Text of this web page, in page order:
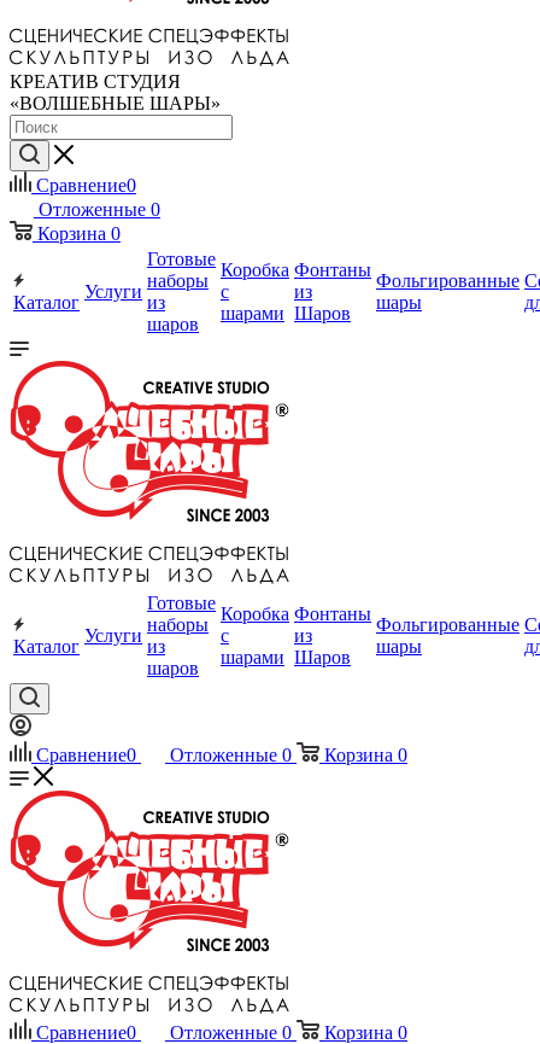
КРЕАТИВ СТУДИЯ
«ВОЛШЕБНЫЕ ШАРЫ»
Сравнение0
Отложенные 0
Корзина 0
Каталог
Услуги
Готовые
наборы
из
шаров
Коробка
с
шарами
Фонтаны
из
Шаров
Фольгированные
шары
Каталог
Услуги
Готовые
наборы
из
шаров
Коробка
с
шарами
Фонтаны
из
Шаров
Фольгированные
шары
Сравнение0 Отложенные 0 Корзина 0
Сравнение0 Отложенные 0 Корзина 0